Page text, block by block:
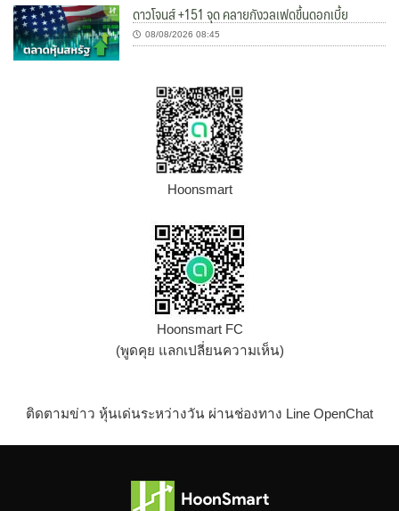
ดาวโจนส์ +151 จุด คลายกังวลเฟดขึ้นดอกเบี้ย
08/08/2026 08:45
Hoonsmart
Hoonsmart FC
(พูดคุย แลกเปลี่ยนความเห็น)
ติดตามข่าว หุ้นเด่นระหว่างวัน ผ่านช่องทาง Line OpenChat